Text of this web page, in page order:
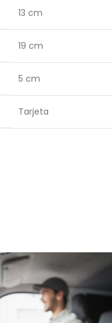
13 cm
19 cm
5 cm
Tarjeta